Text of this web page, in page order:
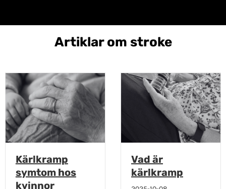
Artiklar om stroke
Kärlkramp
symtom hos
kvinnor
Vad är
kärlkramp